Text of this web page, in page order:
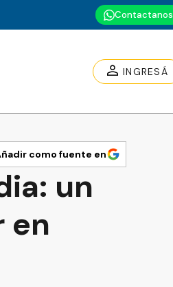
Contactanos
INGRESÁ
como fuente en
un
en